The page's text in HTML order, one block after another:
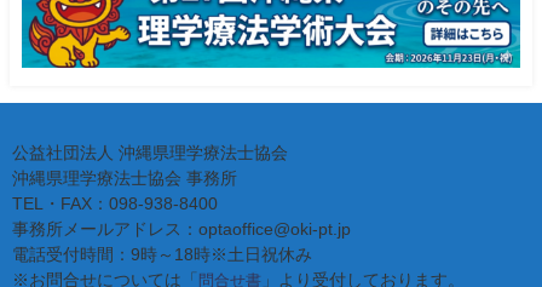
公益社団法人 沖縄県理学療法士協会
沖縄県理学療法士協会 事務所
TEL・FAX：098-938-8400
事務所メールアドレス：optaoffice@oki-pt.jp
電話受付時間：9時～18時※土日祝休み
※お問合せについては「 問合せ書 」より受付しております。